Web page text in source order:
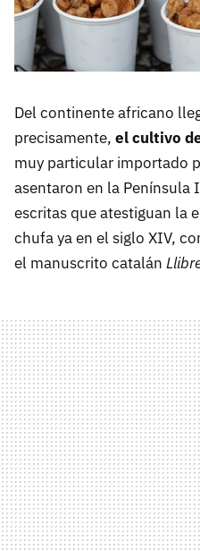
Del continente africano
precisamente, el cultivo
muy particular importado
asentaron en la Península
escritas que atestiguan la
chufa ya en el siglo XIV,
el manuscrito catalán